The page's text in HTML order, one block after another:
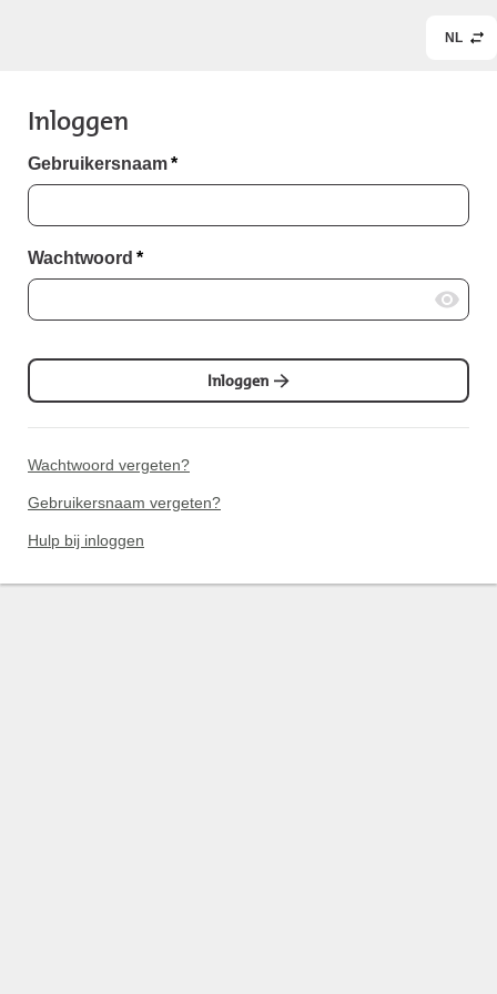
NL
Inloggen
Gebruikersnaam*
Wachtwoord *
Inloggen
Wachtwoord vergeten?
Gebruikersnaam vergeten?
Hulp bij inloggen